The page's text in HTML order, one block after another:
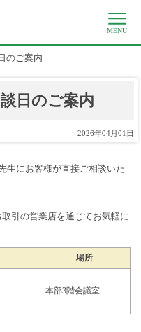
MENU
のご案内
日のご案内
2026年04月01日
生にお客様が直接ご相談いた
引の営業店を通じてお気軽に
場所
本部3階会議室